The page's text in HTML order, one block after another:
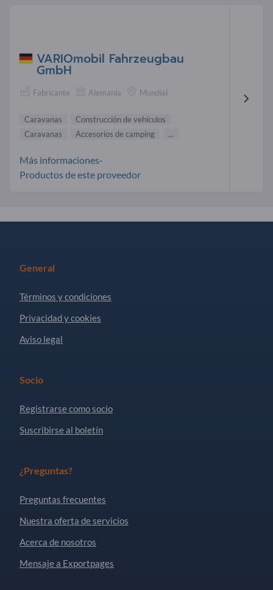
VARIOmobil Fahrzeugbau
GmbH
Fabricante Alemania Mundial
Caravanas
Construcción de vehículos
Caravanas
Accesorios de camping ...
Más informaciones-
Productos de este proveedor
General
Términos y condiciones
Privacidad y cookies
Aviso legal
Socio
Registrarse como socio
Suscribirse al boletín
¿Preguntas?
Preguntas frecuentes
Nuestra oferta de servicios
Acerca de nosotros
Mensaje a Exportpages